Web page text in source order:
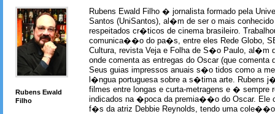
Rubens Ewald
Filho
Rubens Ewald Filho � jornalista formado pela
Santos (UniSantos), al�m de ser o mais
respeitados cr�ticos de cinema brasileiro.
comunica��o do pa�s, entre eles Rede Globo,
Cultura, revista Veja e Folha de S�o Paulo, al�m
onde comenta as entregas do Oscar (que comenta
Seus guias impressos anuais s�o tidos como a
l�ngua portuguesa sobre a s�tima arte. Rubens
filmes entre longas e curta-metragens e � sempre
indicados na �poca da premia��o do Oscar. Ele
f�s da atriz Debbie Reynolds, tendo uma